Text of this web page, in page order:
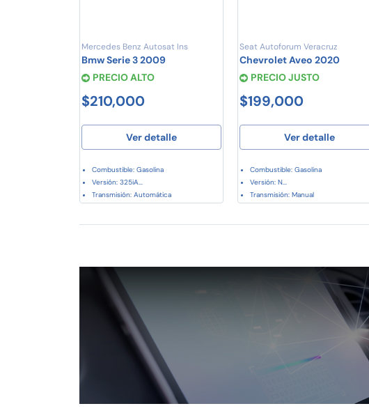
Mercedes Benz Autosat Ins
Bmw Serie 3 2009
PRECIO ALTO
$210,000
Ver detalle
Combustible: Gasolina
Versión: 325iA...
Transmisión: Automática
Seat Autoforum Veracruz
Chevrolet Aveo 2020
PRECIO JUSTO
$199,000
Ver detalle
Combustible: Gasolina
Versión: N...
Transmisión: Manual